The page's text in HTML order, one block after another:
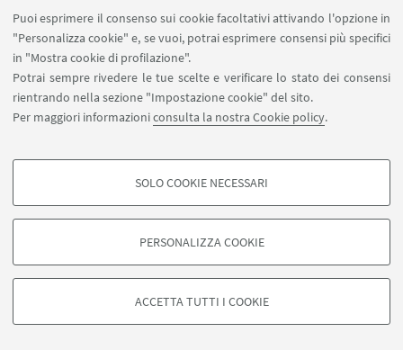
Puoi esprimere il consenso sui cookie facoltativi attivando l'opzione in
"Personalizza cookie" e, se vuoi, potrai esprimere consensi più specifici
in "Mostra cookie di profilazione".
Potrai sempre rivedere le tue scelte e verificare lo stato dei consensi
rientrando nella sezione "Impostazione cookie" del sito.
Per maggiori informazioniconsulta la nostra Cookie policy.
COOKIE DI PROFILAZIONE - FACOLTATIVI
degli utenti, creare profili in base al loro comportamento sul sito, per analisi
di marketing.
Google/Youtube Video
SOLO COOKIE NECESSARI
PERSONALIZZA COOKIE
ACCETTA TUTTI I COOKIE
©Copyright 2026 - ALMA MATER STUDIORUM - Università di
Privacy- Note legali-Impostazioni Cookie